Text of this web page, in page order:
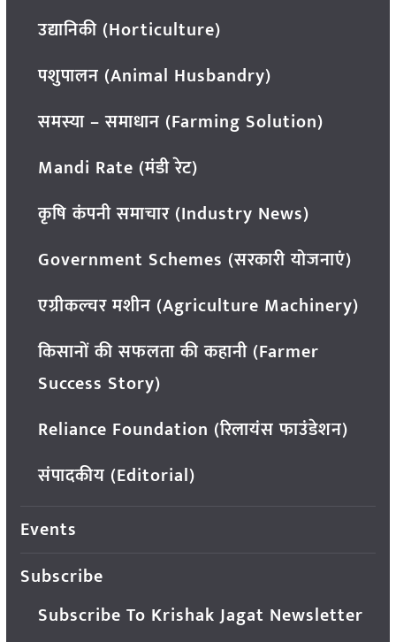
उद्यानिकी (Horticulture)
पशुपालन (Animal Husbandry)
समस्या – समाधान (Farming Solution)
Mandi Rate (मंडी रेट)
कृषि कंपनी समाचार (Industry News)
Government Schemes (सरकारी योजनाएं)
एग्रीकल्चर मशीन (Agriculture Machinery)
किसानों की सफलता की कहानी (Farmer
Success Story)
Reliance Foundation (रिलायंस फाउंडेशन)
संपादकीय (Editorial)
Events
Subscribe
Subscribe To Krishak Jagat Newsletter